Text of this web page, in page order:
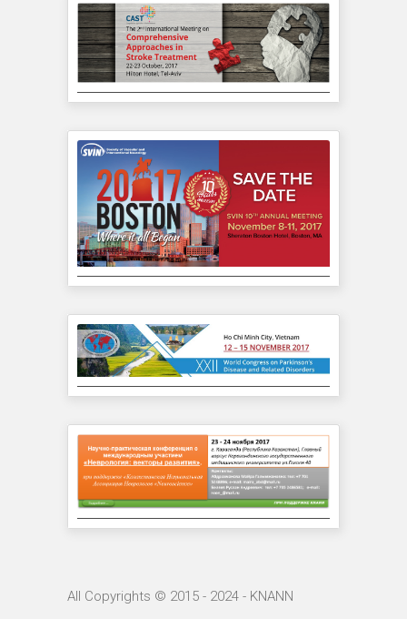
All Copyrights © 2015 - 2024 - KNANN